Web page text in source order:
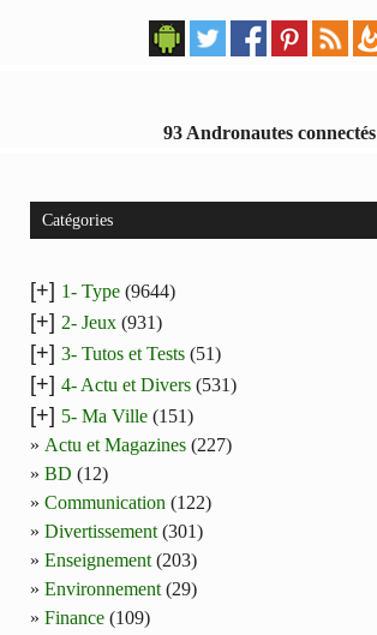
93 Andronautes connectés
Catégories
[+] 1- Type (9644)
[+] 2- Jeux (931)
[+] 3- Tutos et Tests (51)
[+] 4- Actu et Divers (531)
[+] 5- Ma Ville (151)
Actu et Magazines (227)
BD (12)
Communication (122)
Divertissement (301)
Enseignement (203)
Environnement (29)
Finance (109)